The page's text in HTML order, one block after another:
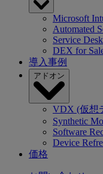
Microsoft
Automated
Service
DEX for
導入事例
アドオン
VDX (仮想
Synthetic
Software
Device
価格